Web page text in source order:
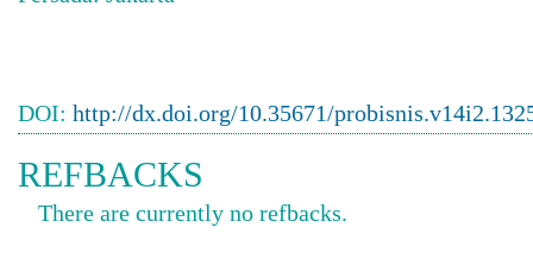
DOI: http://dx.doi.org/10.35671/
REFBACKS
There are currently no refbacks.